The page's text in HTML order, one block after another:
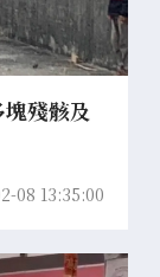
殘骸及
08 13:35:00